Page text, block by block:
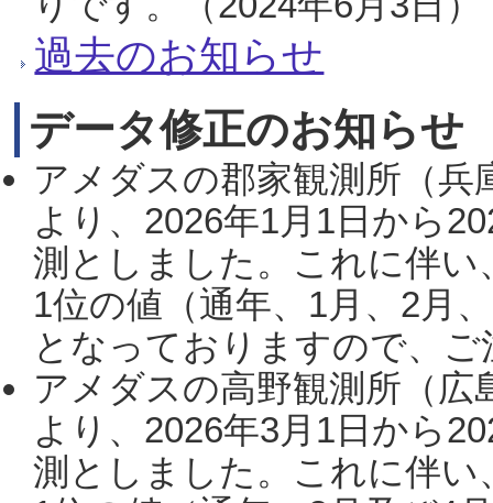
過去のお知らせ
データ修正のお知らせ
アメダスの郡家観測所（
より、2026年1月1日から
測としました。これに伴い
1位の値（通年、1月、2月
となっておりますので、
アメダスの高野観測所（
より、2026年3月1日から
測としました。これに伴い